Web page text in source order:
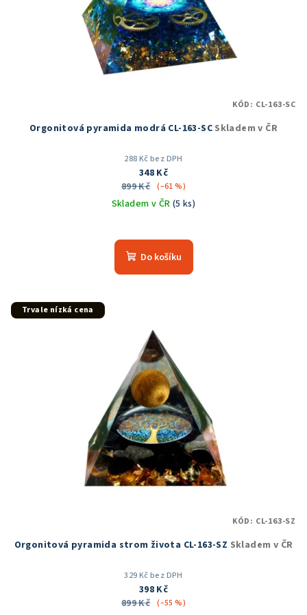
Orgonitová pyramida modrá CL-163-SC Skladem v ČR
288 Kč bez DPH
348 Kč
899 Kč (–61 %)
Skladem v ČR (5 ks)
hodnocení
produktu
Do košíku
KÓD: CL-163-SC
Trvale nízká cena
Orgonitová pyramida strom života CL-163-SZ Skladem v ČR
329 Kč bez DPH
398 Kč
899 Kč (–55 %)
KÓD: CL-163-SZ